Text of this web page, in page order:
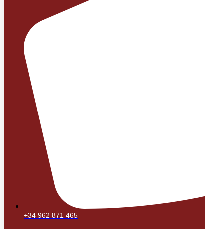
+34 962 871 465